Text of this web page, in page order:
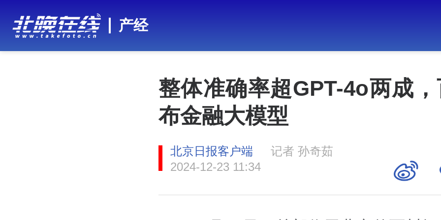
产经
整体准确率超GPT-4o两成
布金融大模型
北京日报客户端
记者 孙奇茹
2024-12-23 11:34